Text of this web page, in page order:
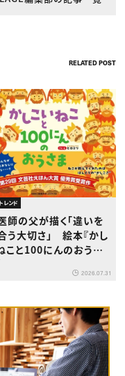
RELATED POST
レンド
師の父が描く「違いを
う大切さ」 絵本『かし
こと100にんのおうさ
2026.07.31